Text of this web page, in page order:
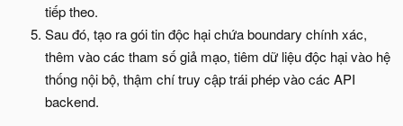
tiếp theo.
Sau đó, tạo ra gói tin độc hại chứa boundary chính xác,
thêm vào các tham số giả mạo, tiêm dữ liệu độc hại vào hệ
thống nội bộ, thậm chí truy cập trái phép vào các API
backend.